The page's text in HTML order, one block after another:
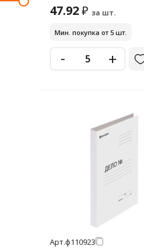
47.92₽ за шт.
Мин. покупка от 5 шт.
- +
Арт.ф110923